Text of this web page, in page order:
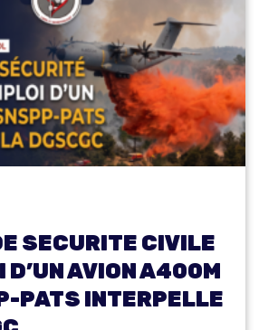
SECURITE CIVILE
D’UN AVION A400M
PATS INTERPELLE